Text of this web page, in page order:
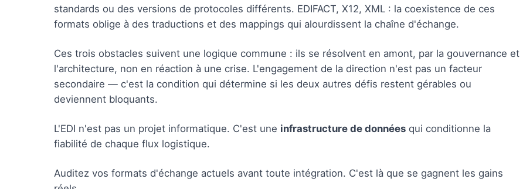
standards ou des versions de protocoles différents. EDIFACT, X12, XML : la coexistence de ces
formats oblige à des traductions et des mappings qui alourdissent la chaîne d'échange.
Ces trois obstacles suivent une logique commune : ils se résolvent en amont, par la gouvernance et
l'architecture, non en réaction à une crise. L'engagement de la direction n'est pas un facteur
secondaire — c'est la condition qui détermine si les deux autres défis restent gérables ou
deviennent bloquants.
L'EDI n'est pas un projet informatique. C'est une infrastructure de données qui conditionne la
fiabilité de chaque flux logistique.
Auditez vos formats d'échange actuels avant toute intégration. C'est là que se gagnent les gains